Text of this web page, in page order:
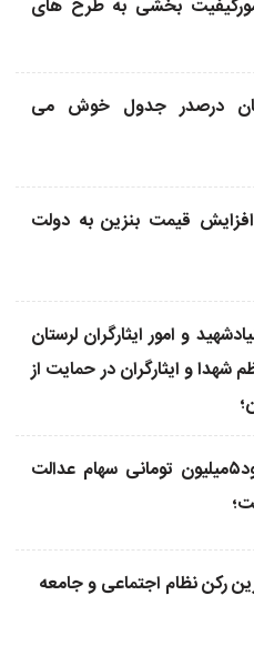
بخشی به طرح های
درصدر جدول خوش می
قیمت بنزین به دولت
و امور ایثارگران لرستان
شهدا و ایثارگران در حمایت از
پیامک آغاز سود۵میلیون تومانی سهام عدالت
رکن نظام اجتماعی و جامعه